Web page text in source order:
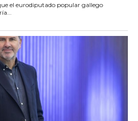
el eurodiputado popular gallego